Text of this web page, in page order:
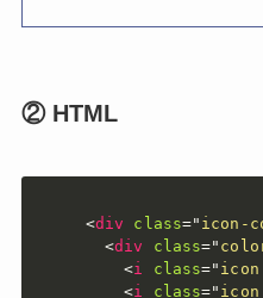
② HTML
<div class=" icon-
<div class="
<i class="
<i class="